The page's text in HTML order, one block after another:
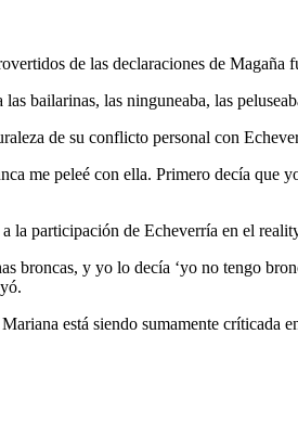
de las declaraciones de Magaña
bailarinas, las ninguneaba, las
de su conflicto personal con
me peleé con ella. Primero decía que
la participación de Echeverría en el
broncas, y yo lo decía ‘yo no tengo
Mariana está siendo sumamente